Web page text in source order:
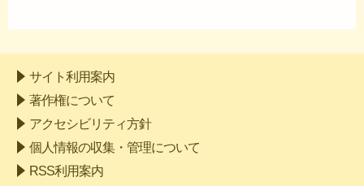
サイト利用案内
著作権について
アクセシビリティ方針
個人情報の収集・管理について
RSS利用案内